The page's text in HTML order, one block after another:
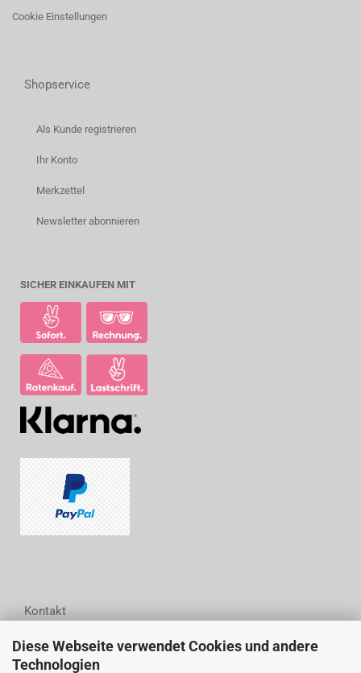
Diese Webseite verwendet Cookies und andere
Technologien
Cookie Einstellungen
Shopservice
Als Kunde registrieren
Ihr Konto
Merkzettel
Newsletter abonnieren
SICHER EINKAUFEN MIT
Kontakt
Woodwell GmbH
Wittestraße 6